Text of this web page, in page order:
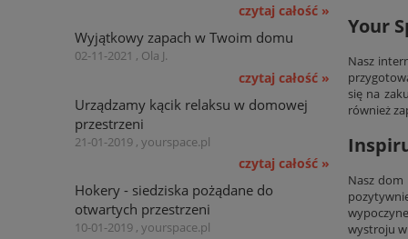
czytaj całość »
Wyjątkowy zapach w Twoim domu
02-11-2021 , Ola J.
czytaj całość »
Urządzamy kącik relaksu w domowej
przestrzeni
21-01-2019 , yourspace.pl
czytaj całość »
Hokery - siedziska pożądane do
otwartych przestrzeni
10-01-2019 , yourspace.pl
Your
Nasz
się na
również
Nasz
wystroju